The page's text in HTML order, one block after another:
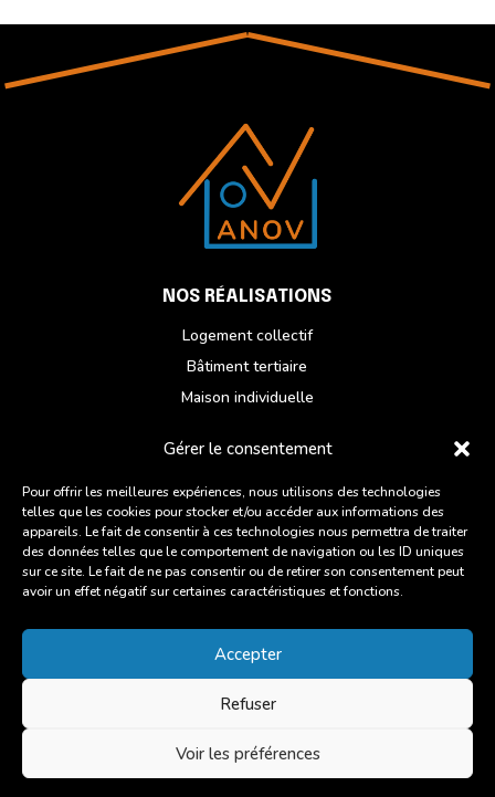
Gérer le consentement
Pour offrir les meilleures expériences, nous utilisons des technologies
telles que les cookies pour stocker et/ou accéder aux informations des
appareils. Le fait de consentir à ces technologies nous permettra de traiter
des données telles que le comportement de navigation ou les ID uniques
sur ce site. Le fait de ne pas consentir ou de retirer son consentement peut
avoir un effet négatif sur certaines caractéristiques et fonctions.
Accepter
Refuser
Voir les préférences
NOS RÉALISATIONS
Logement collectif
Bâtiment tertiaire
Maison individuelle
Du lundi au vendredi
ZI des Chatelets, 6 Rue des Artisans,
22960 Plédran
©2025 ANOV – Tous droits réservés –
– fait avec soin par